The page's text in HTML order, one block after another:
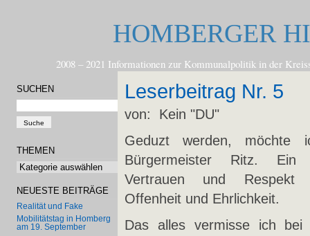
HOMBERGER
2008 – 2021 Informationen zur Kommunalpolitik in der
SUCHEN
THEMEN
Themen
NEUESTE BEITRÄGE
Realität und Fake
Mobilitätstag in Homberg
am 19. September
Leserbeitrag Nr. 5
von: Kein "DU"
Geduzt werden, möchte
Bürgermeister Ritz. Ein
Vertrauen und Respekt
Offenheit und Ehrlichkeit.
Das alles vermisse ich